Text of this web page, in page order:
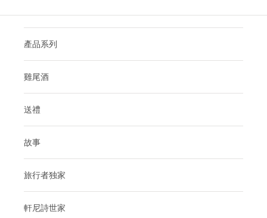
產品系列
雞尾酒
送禮
故事
旅行者独家
軒尼詩世家